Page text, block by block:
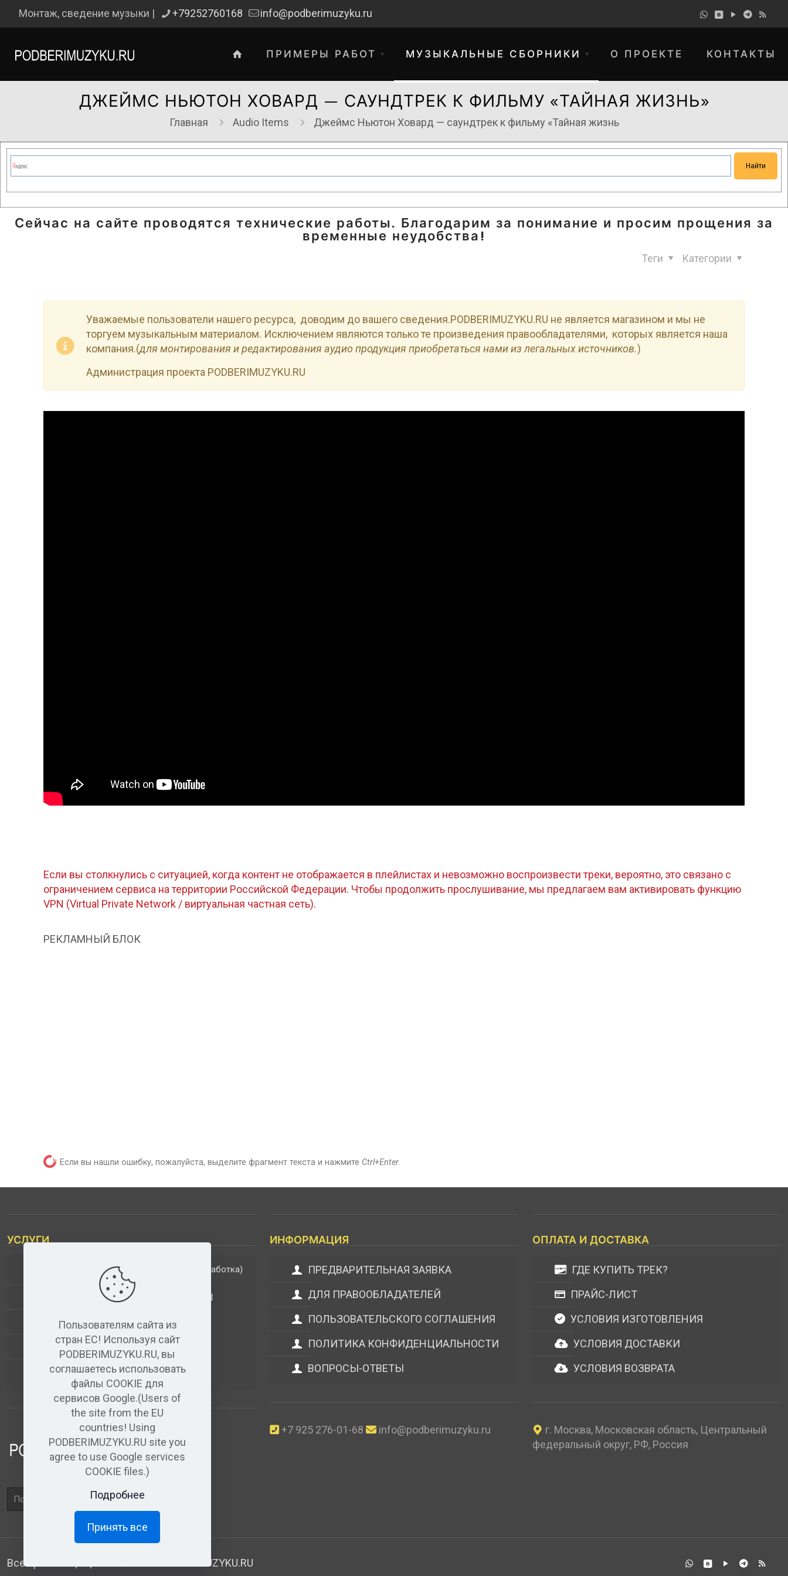
Монтаж, сведение музыки | +79252760168 info@podberimuzyku.ru
ПРИМЕРЫ РАБОТ МУЗЫКАЛЬНЫЕ СБОРНИКИ О ПРОЕКТЕ КОНТАКТЫ
ДЖЕЙМС НЬЮТОН ХОВАРД — САУНДТРЕК К ФИЛЬМУ «ТАЙНАЯ ЖИЗНЬ»
Главная Audio Items Джеймс Ньютон Ховард — саундтрек к фильму «Тайная жизнь
Сейчас на сайте проводятся технические работы. Благодарим за понимание и просим прощения за
временные неудобства!
Категории
Теги
Уважаемые пользователи нашего ресурса, доводим до вашего сведения.PODBERIMUZYKU.RU не является магазином и мы не
торгуем музыкальным материалом. Исключением являются только те произведения правообладателями, которых является наша
компания.(для монтирования и редактирования аудио продукция приобретаться нами из легальных источников.)
Администрация проекта PODBERIMUZYKU.RU
Если вы столкнулись с ситуацией, когда контент не отображается в плейлистах и невозможно воспроизвести треки, вероятно, это связано с
ограничением сервиса на территории Российской Федерации. Чтобы продолжить прослушивание, мы предлагаем вам активировать функцию
VPN (Virtual Private Network / виртуальная частная сеть).
РЕКЛАМНЫЙ БЛОК
Если вы нашли ошибку, пожалуйста, выделите фрагмент текста и нажмите Ctrl+Enter.
УСЛУГИ
ДОПОЛНИТЕЛЬНЫЕ УСЛУГИ (обработка)
АНАЛИЗ МУЗЫКАЛЬНЫХ ТРЕКОВ
ВИДЕО+АУДИО
УСЛУГИ ЗВУКОЗАПИСИ
АУДИО РЕДАКТОР(бесплатный)
Поле
поиска
ИНФОРМАЦИЯ
ПРЕДВАРИТЕЛЬНАЯ ЗАЯВКА
ДЛЯ ПРАВООБЛАДАТЕЛЕЙ
ПОЛЬЗОВАТЕЛЬСКОГО СОГЛАШЕНИЯ
ПОЛИТИКА КОНФИДЕНЦИАЛЬНОСТИ
ВОПРОСЫ-ОТВЕТЫ
+7 925 276-01-68 info@podberimuzyku.ru
ОПЛАТА И ДОСТАВКА
ГДЕ КУПИТЬ ТРЕК?
ПРАЙС-ЛИСТ
УСЛОВИЯ ИЗГОТОВЛЕНИЯ
УСЛОВИЯ ДОСТАВКИ
УСЛОВИЯ ВОЗВРАТА
г. Москва, Московская область, Центральный
федеральный округ, РФ, Россия
Все права защищены. © 2026 PODBERIMUZYKU.RU
Пользователям сайта из
стран ЕС! Используя сайт
PODBERIMUZYKU.RU, вы
соглашаетесь использовать
файлы COOKIE для
сервисов Google.(Users of
the site from the EU
countries! Using
PODBERIMUZYKU.RU site you
agree to use Google services
COOKIE files.)
Подробнее
Принять все